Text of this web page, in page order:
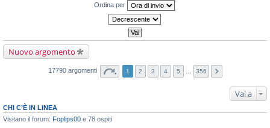
Ordina per
Nuovo argomento
17790 argomenti 1 2 3 4 5 356
Vai a
CHI C’È IN LINEA
Visitano il forum: Foplips00 e 78 ospiti